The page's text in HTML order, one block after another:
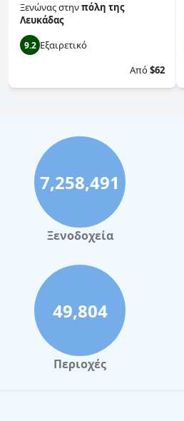
Ξενώναςστηνπόλη της
Λευκάδας
9.2 Εξαιρετικό
Από$62
7,258,491
Ξενοδοχεία
49,804
Περιοχές